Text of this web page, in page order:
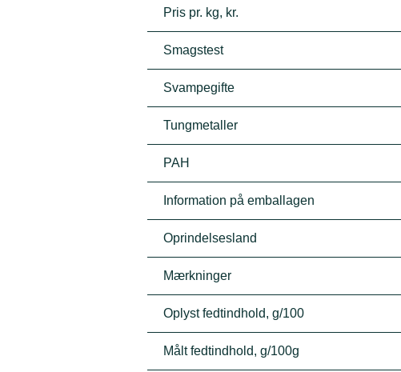
Pris pr. kg, kr.
Smagstest
Svampegifte
Tungmetaller
PAH
Information på emballagen
Oprindelsesland
Mærkninger
Oplyst fedtindhold, g/100
Målt fedtindhold, g/100g